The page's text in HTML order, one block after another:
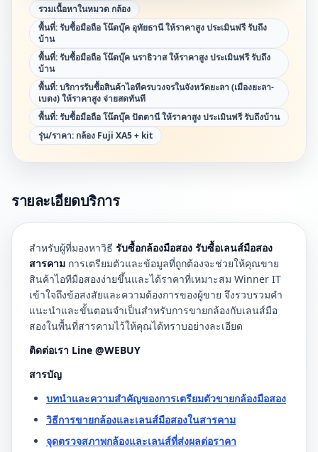
รวมเนื้อหาในหมวดกล้อง
พื้นที่:รับซื้อมือถือ โน๊ตบุ๊ค อุทัยธานี ให้ราคาสูง ประเมินฟรี รับถึง
บ้าน
พื้นที่:รับซื้อมือถือ โน๊ตบุ๊ค นราธิวาส ให้ราคาสูง ประเมินฟรี รับถึง
บ้าน
พื้นที่:บริการรับซื้อสินค้าไอทีครบวงจรในจังหวัดยะลา (เมืองยะลา-
เบตง) ให้ราคาสูง จ่ายสดทันที
พื้นที่:รับซื้อมือถือ โน๊ตบุ๊ค ปัตตานี ให้ราคาสูง ประเมินฟรี รับถึงบ้าน
รุ่น/ราคา:กล้อง Fuji XA5 + kit
รายละเอียดบริการ
สำหรับผู้ที่มองหาวิธี รับซื้อกล้องมือสอง รับซื้อเลนส์มือสอง
สารคาม การเตรียมตัวและข้อมูลที่ถูกต้องจะช่วยให้คุณขาย
สินค้าไอทีมือสองง่ายขึ้นและได้ราคาที่เหมาะสม Winner IT
เข้าใจถึงข้อสงสัยและความต้องการของผู้ขาย จึงรวบรวมคำ
แนะนำและขั้นตอนจำเป็นสำหรับการขายกล้องกับเลนส์มือ
สองในพื้นที่สารคามไว้ให้คุณได้ทราบอย่างละเอียด
ติดต่อเรา Line @WEBUY
สารบัญ
บทนำและความสำคัญของการเตรียมตัวขายกล้องมือสอง
วิธีการขายกล้องและเลนส์มือสองในสารคาม
จุดตรวจสภาพกล้องและเลนส์ที่ส่งผลต่อราคา